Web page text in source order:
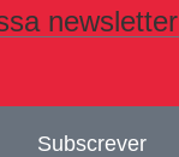
newsletter
Subscrever